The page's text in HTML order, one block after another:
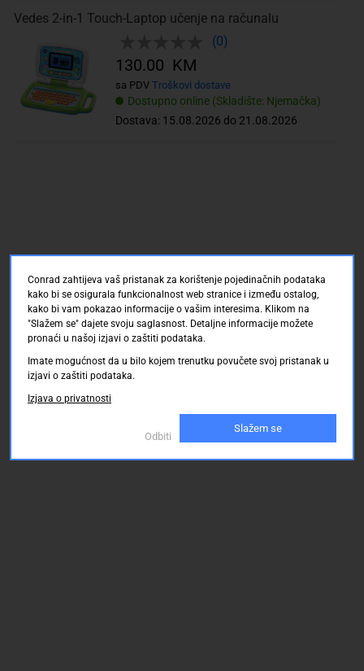
Vedes 2-in-1 Touch-Laptop učenje na računalu
(0)
Dostupno online (Skladište: Njemačka)
Dostava: 15.08.2026 do 21.08.2026
130.00 KM
sa PDV Troškovi dostave
Conrad zahtijeva vaš pristanak za korištenje pojedinačnih podataka
kako bi se osigurala funkcionalnost web stranice i između ostalog,
kako bi vam pokazao informacije o vašim interesima. Klikom na
"Slažem se" dajete svoju saglasnost. Detaljne informacije možete
pronaći u našoj izjavi o zaštiti podataka.
Imate mogućnost da u bilo kojem trenutku povučete svoj pristanak u
izjavi o zaštiti podataka.
Izjava o privatnosti
Odbiti
Slažem se